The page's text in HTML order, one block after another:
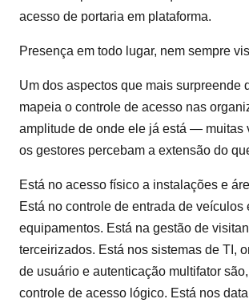
acesso de portaria em plataforma.
Presença em todo lugar, nem sempre
Um dos aspectos que mais surpreende
mapeia o controle de acesso nas
amplitude de onde ele já está — muitas
os gestores percebam a extensão do
Está no acesso físico a instalações e
Está no controle de entrada de veículos
equipamentos. Está na gestão de
terceirizados. Está nos sistemas de TI,
de usuário e autenticação multifator
controle de acesso lógico. Está nos